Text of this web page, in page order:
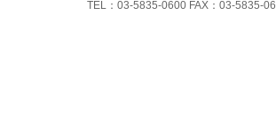
TEL：03-5835-0600 FAX：03-5835-